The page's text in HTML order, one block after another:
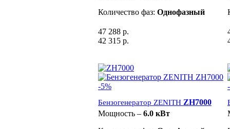
Количество фаз: Однофазный
47 288 р.
42 315 р.
-5%
Бензогенератор ZENITH ZH7000
Мощность – 6.0 кВт